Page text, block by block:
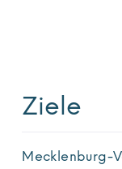
Ziele
Mecklenburg-